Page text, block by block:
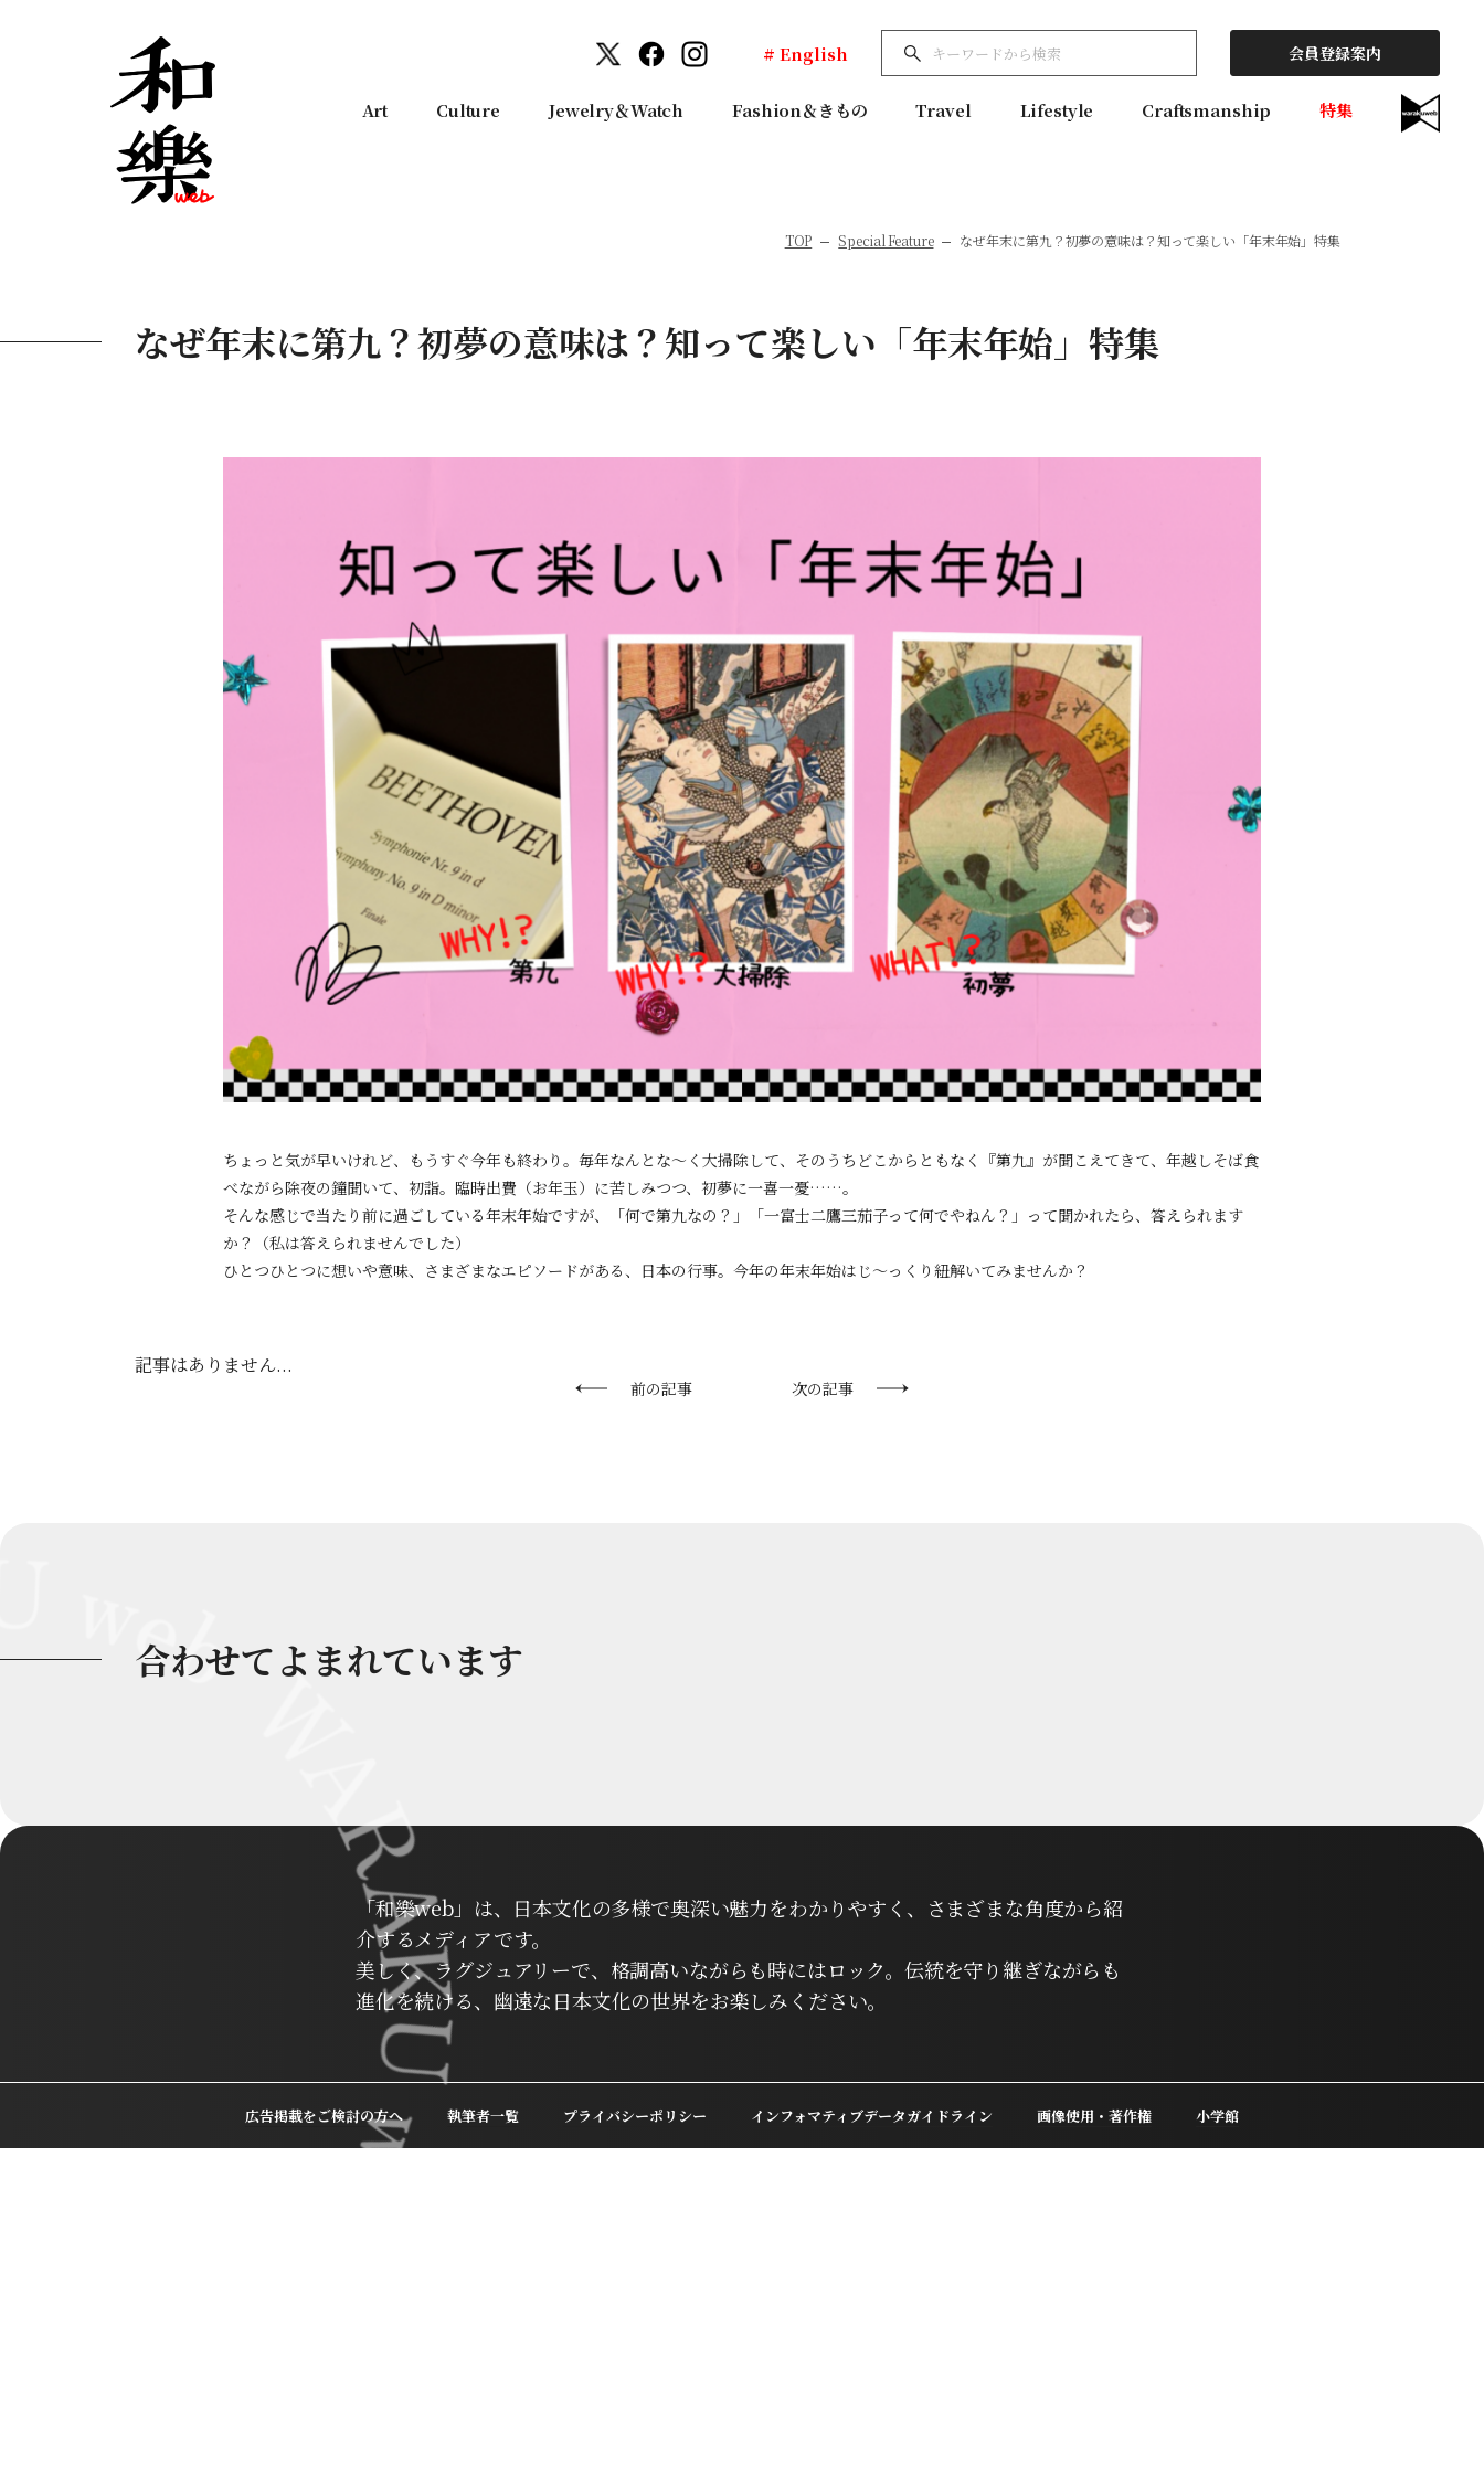
# English 会員登録案内
Art Culture Jewelry＆Watch Fashion＆きもの Travel Lifestyle Craftsmanship 特集
TOP Special Feature なぜ年末に第九？初夢の意味は？知って楽しい「年末年始」特集
なぜ年末に第九？初夢の意味は？知って楽しい「年末年始」特集
ちょっと気が早いけれど、もうすぐ今年も終わり。毎年なんとな～く大掃除して、そのうちどこからともなく『第九』が聞こえてきて、年越しそば食
べながら除夜の鐘聞いて、初詣。臨時出費（お年玉）に苦しみつつ、初夢に一喜一憂……。
そんな感じで当たり前に過ごしている年末年始ですが、「何で第九なの？」「一富士二鷹三茄子って何でやねん？」って聞かれたら、答えられます
か？（私は答えられませんでした）
ひとつひとつに想いや意味、さまざまなエピソードがある、日本の行事。今年の年末年始はじ～っくり紐解いてみませんか？
記事はありません...
前の記事 次の記事
合わせてよまれています
「和樂web」は、日本文化の多様で奥深い魅力をわかりやすく、さまざまな角度から紹
介するメディアです。
美しく、ラグジュアリーで、格調高いながらも時にはロック。伝統を守り継ぎながらも
進化を続ける、幽遠な日本文化の世界をお楽しみください。
広告掲載をご検討の方へ 執筆者一覧 プライバシーポリシー インフォマティブデータガイドライン 画像使用・著作権 小学館